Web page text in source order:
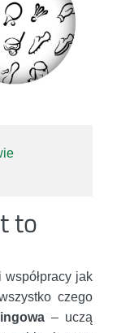
to
jak
czego
– uczą